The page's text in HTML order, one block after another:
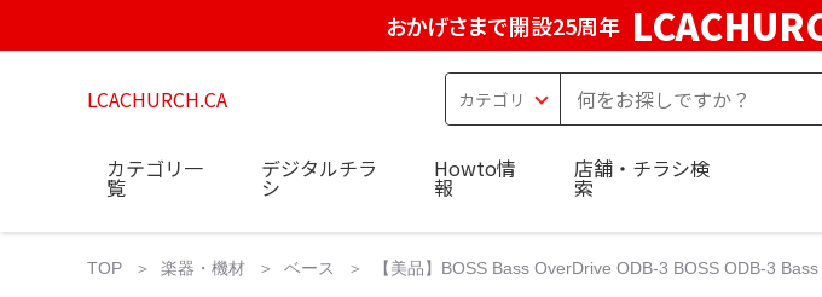
おかげさまで開設25周年
LCACHURCH.CA
カテゴリ一
覧
デジタルチラ
シ
Howto情
報
店舗・チラシ検
索
TOP 楽器・機材 ベース 【美品】BOSS Bass OverDrive ODB-3 BOSS ODB-3